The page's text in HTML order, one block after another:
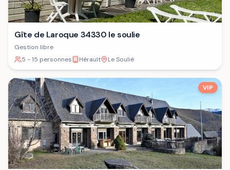
Gîte de Laroque 34330 le soulie
Gestion libre
5 - 15 personnes
Hérault Le Soulié
VIP